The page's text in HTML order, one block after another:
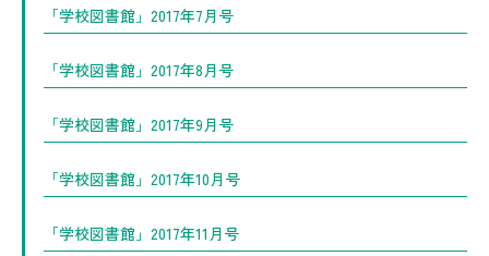
「学校図書館」2017年7月号
「学校図書館」2017年8月号
「学校図書館」2017年9月号
「学校図書館」2017年10月号
「学校図書館」2017年11月号